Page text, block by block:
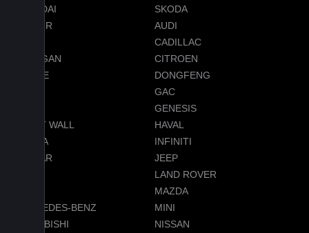
HYUNDAI
SKODA
JETOUR
AUDI
CADILLAC
CHANGAN
CITROEN
DODGE
DONGFENG
GAC
GENESIS
GREAT WALL
HAVAL
HONDA
INFINITI
JAGUAR
JEEP
LAND ROVER
MAZDA
MERCEDES-BENZ
MINI
MITSUBISHI
NISSAN